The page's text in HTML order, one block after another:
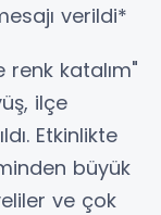
verildi*
katalım"
ilçe
Etkinlikte
büyük
ve çok